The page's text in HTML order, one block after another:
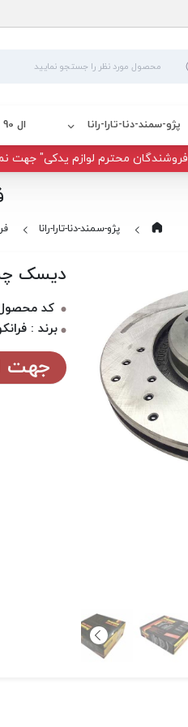
پژو-سمند-دنا-تارا-رانا ال 90
فروشندگان محترم لوازم یدکی" جهت
پژو-سمند-دنا-تارا-رانا
دیسک چرخ جلو
کد محصول :
برند :
جهت